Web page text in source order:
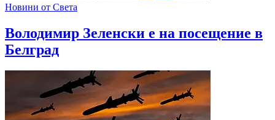
Новини от Света
Володимир Зеленски е на посещение в
Белград